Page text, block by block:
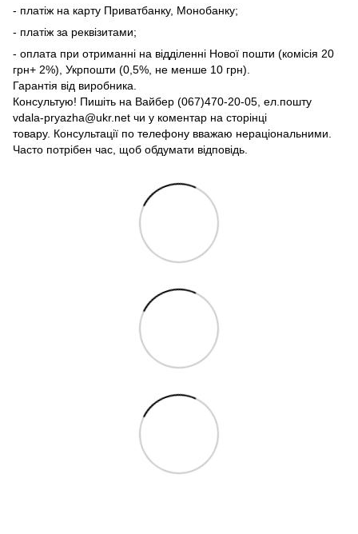
- платіж на карту Приватбанку, Монобанку;
- платіж за реквізитами;
- оплата при отриманні на відділенні Нової пошти (комісія 20
грн+ 2%), Укрпошти (0,5%, не менше 10 грн).
Гарантія від виробника.
Консультую! Пишіть на Вайбер (067)470-20-05, ел.пошту
vdala-pryazha@ukr.net чи у коментар на сторінці
товару. Консультації по телефону вважаю нераціональними.
Часто потрібен час, щоб обдумати відповідь.